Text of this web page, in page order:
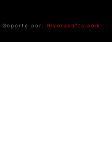
Soporte por: Riverasofts.com